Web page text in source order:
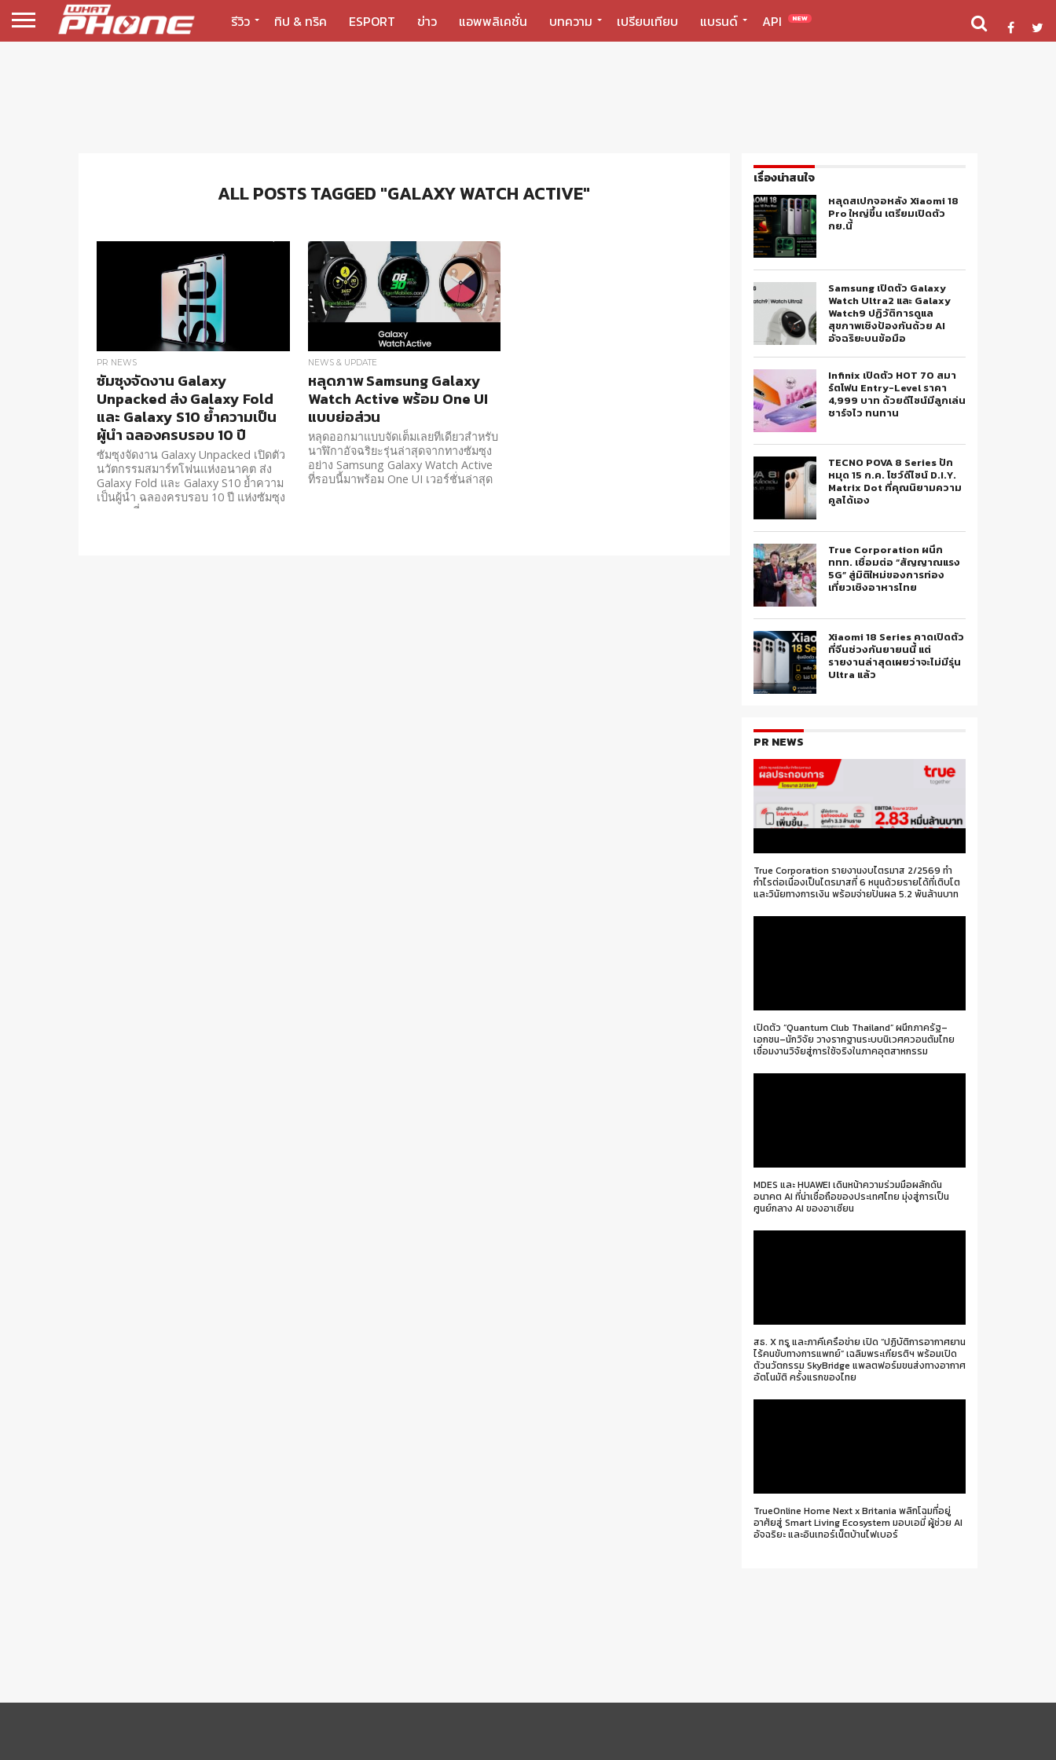
รีวิว ทิป & ทริค ESPORT ข่าว แอพพลิเคชั่น บทความ เปรียบเทียบ แบรนด์ API NEW
ALL POSTS TAGGED "GALAXY WATCH ACTIVE"
PR NEWS
ซัมซุงจัดงาน Galaxy
Unpacked ส่ง Galaxy Fold
และ Galaxy S10 ย้ำความเป็น
ผู้นำ ฉลองครบรอบ 10 ปี
ซัมซุงจัดงาน Galaxy Unpacked เปิดตัว
นวัตกรรมสมาร์ทโฟนแห่งอนาคต ส่ง
Galaxy Fold และ Galaxy S10 ย้ำความ
เป็นผู้นำ ฉลองครบรอบ 10 ปี แห่งซัมซุง
กาแลคซี่
NEWS & UPDATE
หลุดภาพ Samsung Galaxy
Watch Active พร้อม One UI
แบบย่อส่วน
หลุดออกมาแบบจัดเต็มเลยทีเดียวสำหรับ
นาฬิกาอัจฉริยะรุ่นล่าสุดจากทางซัมซุง
อย่าง Samsung Galaxy Watch Active
ที่รอบนี้มาพร้อม One UI เวอร์ชั่นล่าสุด
เรื่องน่าสนใจ
หลุดสเปกจอหลัง Xiaomi 18
Pro ใหญ่ขึ้น เตรียมเปิดตัว
กย.นี้
Samsung เปิดตัว Galaxy
Watch Ultra2 และ Galaxy
Watch9 ปฏิวัติการดูแล
สุขภาพเชิงป้องกันด้วย AI
อัจฉริยะบนข้อมือ
Infinix เปิดตัว HOT 70 สมา
ร์ตโฟน Entry-Level ราคา
4,999 บาท ด้วยดีไซน์มีลูกเล่น
ชาร์จไว ทนทาน
TECNO POVA 8 Series ปัก
หมุด 15 ก.ค. โชว์ดีไซน์ D.I.Y.
Matrix Dot ที่คุณนิยามความ
คูลได้เอง
True Corporation ผนึก
ททท. เชื่อมต่อ “สัญญาณแรง
5G” สู่มิติใหม่ของการท่อง
เที่ยวเชิงอาหารไทย
Xiaomi 18 Series คาดเปิดตัว
ที่จีนช่วงกันยายนนี้ แต่
รายงานล่าสุดเผยว่าจะไม่มีรุ่น
Ultra แล้ว
PR NEWS
True Corporation รายงานงบไตรมาส 2/2569 ทำ
กำไรต่อเนื่องเป็นไตรมาสที่ 6 หนุนด้วยรายได้ที่เติบโต
และวินัยทางการเงิน พร้อมจ่ายปันผล 5.2 พันล้านบาท
เปิดตัว “Quantum Club Thailand” ผนึกภาครัฐ–
เอกชน–นักวิจัย วางรากฐานระบบนิเวศควอนตัมไทย
เชื่อมงานวิจัยสู่การใช้จริงในภาคอุตสาหกรรม
MDES และ HUAWEI เดินหน้าความร่วมมือผลักดัน
อนาคต AI ที่น่าเชื่อถือของประเทศไทย มุ่งสู่การเป็น
ศูนย์กลาง AI ของอาเซียน
สธ. X ทรู และภาคีเครือข่าย เปิด “ปฏิบัติการอากาศยาน
ไร้คนขับทางการแพทย์” เฉลิมพระเกียรติฯ พร้อมเปิด
ตัวนวัตกรรม SkyBridge แพลตฟอร์มขนส่งทางอากาศ
อัตโนมัติ ครั้งแรกของไทย
TrueOnline Home Next x Britania พลิกโฉมที่อยู่
อาศัยสู่ Smart Living Ecosystem มอบเอมี่ ผู้ช่วย AI
อัจฉริยะ และอินเทอร์เน็ตบ้านไฟเบอร์